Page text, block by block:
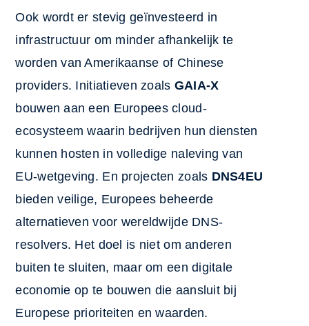
Ook wordt er stevig geïnvesteerd in
infrastructuur om minder afhankelijk te
worden van Amerikaanse of Chinese
providers. Initiatieven zoals GAIA-X
bouwen aan een Europees cloud-
ecosysteem waarin bedrijven hun diensten
kunnen hosten in volledige naleving van
EU-wetgeving. En projecten zoals DNS4EU
bieden veilige, Europees beheerde
alternatieven voor wereldwijde DNS-
resolvers. Het doel is niet om anderen
buiten te sluiten, maar om een digitale
economie op te bouwen die aansluit bij
Europese prioriteiten en waarden.